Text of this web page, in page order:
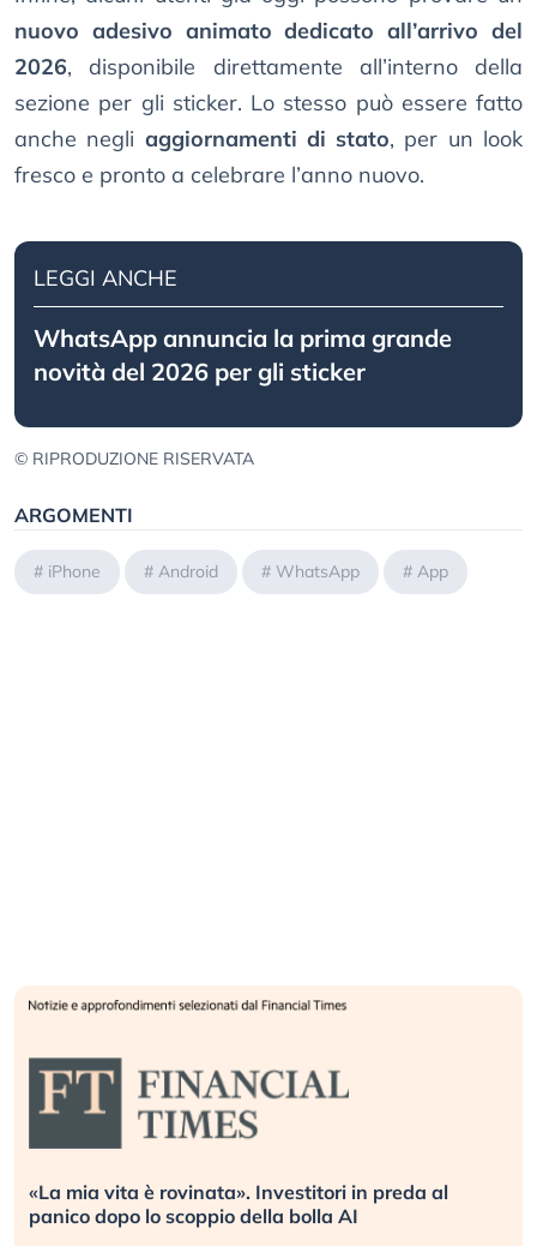
nuovo adesivo animato dedicato all’arrivo del
2026, disponibile direttamente all’interno della
sezione per gli sticker. Lo stesso può essere fatto
anche negli aggiornamenti di stato, per un look
fresco e pronto a celebrare l’anno nuovo.
LEGGI ANCHE
WhatsApp annuncia la prima grande
novità del 2026 per gli sticker
© RIPRODUZIONE RISERVATA
ARGOMENTI
# iPhone # Android # WhatsApp # App
«La mia vita è rovinata». Investitori in preda al
panico dopo lo scoppio della bolla AI